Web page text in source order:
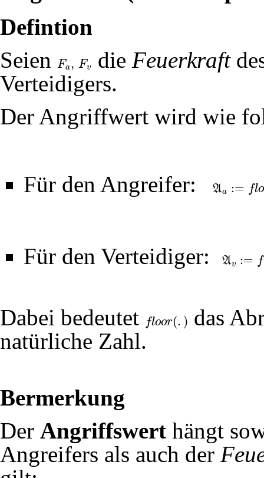
Defintion
Seien
Fa, Fv
Fa,F v die Feuerkraft
Verteidigers.
Der Angriffwert wird wie
Für den Angreifer: Aa := flo
:=floo r(20 3⋅F
Für den Verteidiger: Av := f
:=flo or(20 ⋅
Dabei bedeutet floor(. )
floor(.)
das
natürliche Zahl.
Bermerkung
Der Angriffswert hängt
Angreifers als auch der